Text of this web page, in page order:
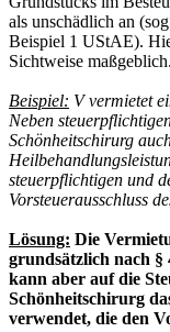
als unschädlich an
Beispiel 1 UStAE).
Sichtweise maßgeblich.
Beispiel: V vermietet
Neben
Schönheitschirurg
steuerpflichtigen und
Vorsteuerausschluss
Lösung: Die
grundsätzlich nach §
kann aber auf die
Schönheitschirurg
verwendet, die den